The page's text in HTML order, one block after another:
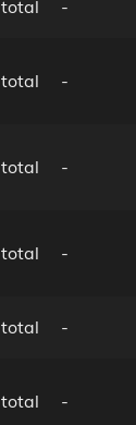
total -
total -
total -
total -
total -
total -